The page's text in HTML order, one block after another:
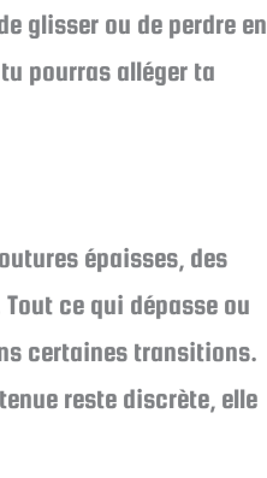
glisser ou de perdre en
pourras alléger ta
épaisses, des
ce qui dépasse ou
certaines transitions.
reste discrète, elle